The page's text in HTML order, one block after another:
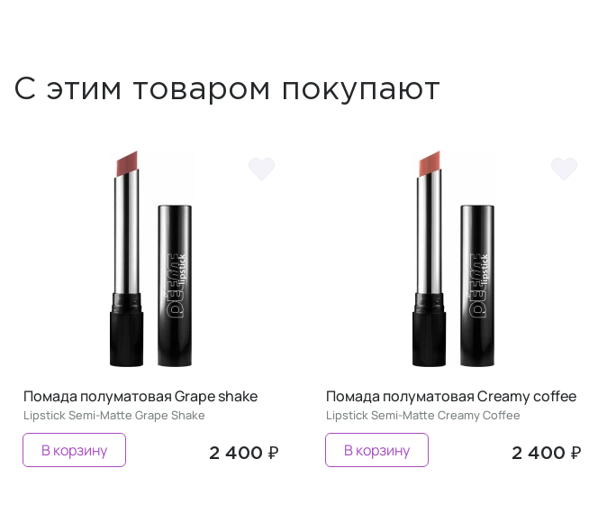
С этим товаром покупают
Помада полуматовая Creamy coffee
Lipstick Semi-Matte Creamy Coffee
2 400 ₽
В корзину
Помада полуматовая Cactus flower
Lipstick Semi-Matte Cactus Flower
2 400 ₽
В корзину